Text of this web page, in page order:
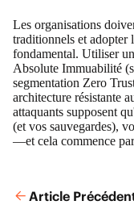
Les organisations
traditionnels et adopter
fondamental. Utiliser
Absolute Immuabilité
segmentation Zero
architecture résistante
attaquants supposent
(et vos sauvegardes),
—et cela commence
Article